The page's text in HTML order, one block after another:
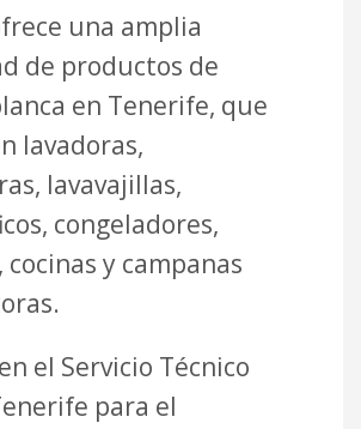
una amplia
de productos de
en Tenerife, que
lavadoras,
lavavajillas,
congeladores,
cocinas y campanas
el Servicio Técnico
para el